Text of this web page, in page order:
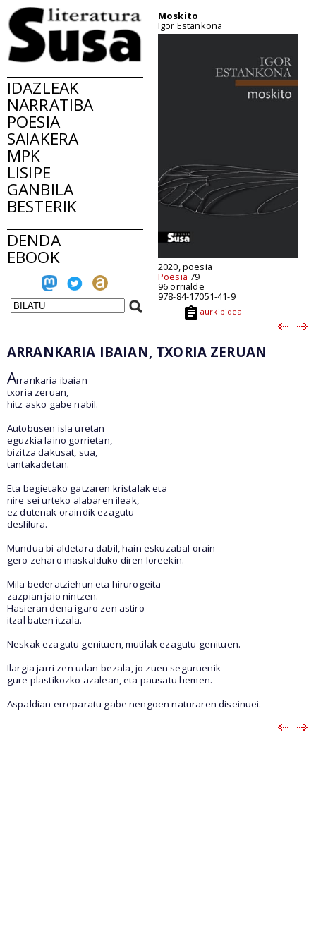
IDAZLEAK
NARRATIBA
POESIA
SAIAKERA
MPK
LISIPE
GANBILA
BESTERIK
DENDA
EBOOK
Moskito
Igor Estankona
2020, poesia
Poesia 79
96 orrialde
978-84-17051-41-9
aurkibidea
ARRANKARIA IBAIAN, TXORIA ZERUAN
Arrankaria ibaian
txoria zeruan,
hitz asko gabe nabil.
Autobusen isla uretan
eguzkia laino gorrietan,
bizitza dakusat, sua,
tantakadetan.
Eta begietako gatzaren kristalak eta
nire sei urteko alabaren ileak,
ez dutenak oraindik ezagutu
deslilura.
Mundua bi aldetara dabil, hain eskuzabal orain
gero zeharo maskalduko diren loreekin.
Mila bederatziehun eta hirurogeita
zazpian jaio nintzen.
Hasieran dena igaro zen astiro
itzal baten itzala.
Neskak ezagutu genituen, mutilak ezagutu genituen.
Ilargia jarri zen udan bezala, jo zuen seguruenik
gure plastikozko azalean, eta pausatu hemen.
Aspaldian erreparatu gabe nengoen naturaren diseinuei.